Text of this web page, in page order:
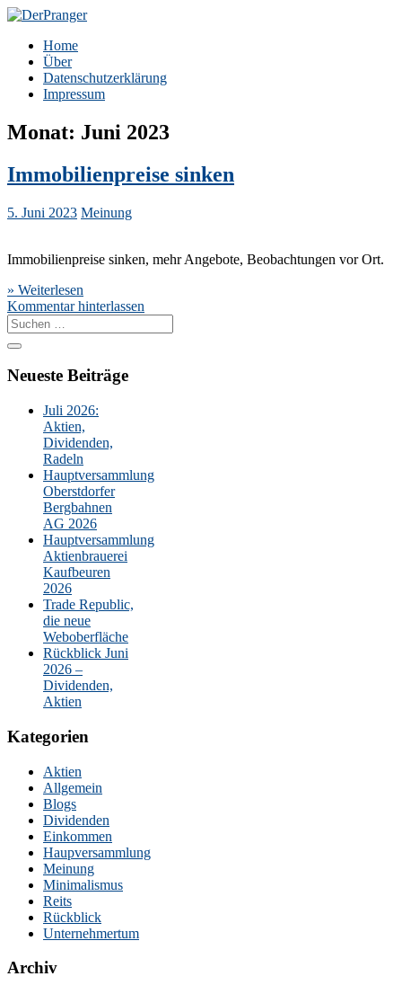
Zum
springen
DerPranger
Finanzen, Freiheit, Prangerei
Home
Über
Datenschutzerklärung
Impressum
Monat: Juni 2023
Immobilienpreise sinken
5. Juni 2023 Meinung
Immobilienpreise sinken, mehr Angebote, Beobachtungen vor Ort.
» Weiterlesen
Kommentar hinterlassen
Suche
nach:
Neueste Beiträge
Juli 2026:
Aktien,
Dividenden,
Radeln
Hauptversammlung
Oberstdorfer
Bergbahnen
AG 2026
Hauptversammlung
Aktienbrauerei
Kaufbeuren
2026
Trade Republic,
die neue
Weboberfläche
Rückblick Juni
2026 –
Dividenden,
Aktien
Kategorien
Aktien
Allgemein
Blogs
Dividenden
Einkommen
Haupversammlung
Meinung
Minimalismus
Reits
Rückblick
Unternehmertum
Archiv